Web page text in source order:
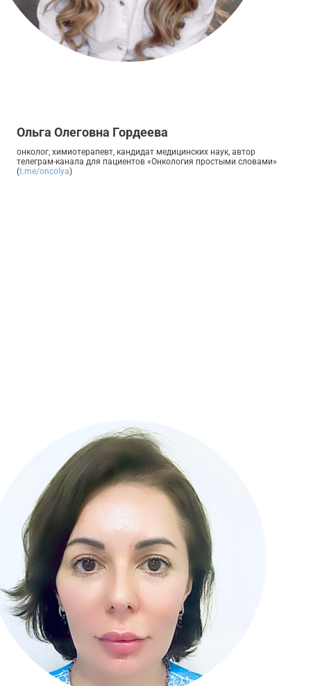
Ольга Олеговна Гордеева
онколог, химиотерапевт, кандидат медицинских наук, автор
телеграм-канала для пациентов «Онкология простыми словами»
(t.me/oncolya)